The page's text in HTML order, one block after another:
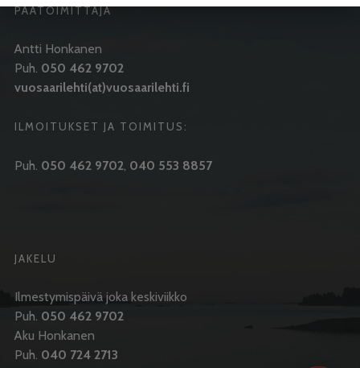
PÄÄTOIMITTAJA
Antti Honkanen
Puh. 050 462 9702
vuosaarilehti(at)vuosaarilehti.fi
ILMOITUKSET JA TOIMITUS:
Puh. 050 462 9702, 040 553 8857
JAKELU
Ilmestymispäivä joka keskiviikko
Puh. 050 462 9702
Aku Honkanen
Puh. 040 724 2713